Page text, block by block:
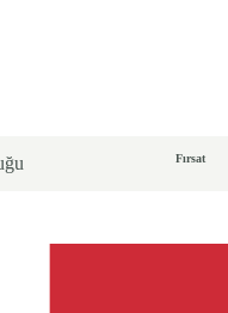
Fırsat